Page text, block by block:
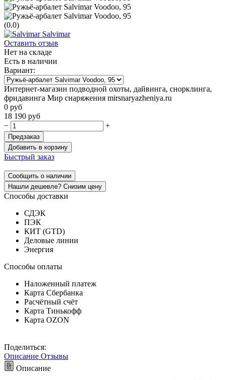
(0.0)
Salvimar
Оставить отзыв
Нет на складе
Есть в наличии
Вариант:
Интернет-магазин подводной охоты, дайвинга, снорклинга,
фридавинга Мир снаряжения mirsnaryazheniya.ru
0 руб
18 190 руб
−
+
Предзаказ
Добавить в корзину
Быстрый заказ
Сообщить о наличии
Нашли дешевле? Снизим цену
Способы доставки
СДЭК
ПЭК
КИТ (GTD)
Деловые линии
Энергия
Способы оплаты
Наложенный платеж
Карта Сбербанка
Расчётный счёт
Карта Тинькофф
Карта OZON
Поделиться:
Описание Отзывы
Описание